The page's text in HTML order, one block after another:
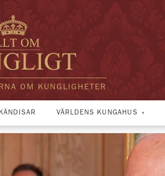
OM KUNGLIGHETER
VÄRLDENS KUNGAHUS